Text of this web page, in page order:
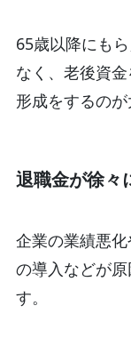
65歳以降にも
なく、老後資
形成をするのが
退職金が徐々
企業の業績悪
の導入などが
す。